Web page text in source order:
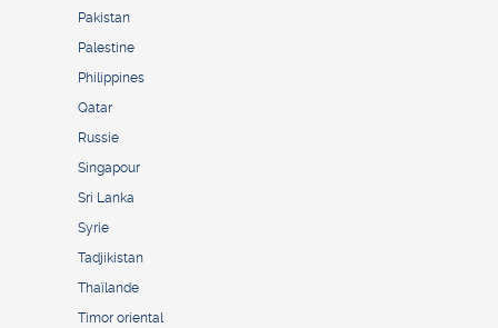
Pakistan
Palestine
Philippines
Qatar
Russie
Singapour
Sri Lanka
Syrie
Tadjikistan
Thaïlande
Timor oriental